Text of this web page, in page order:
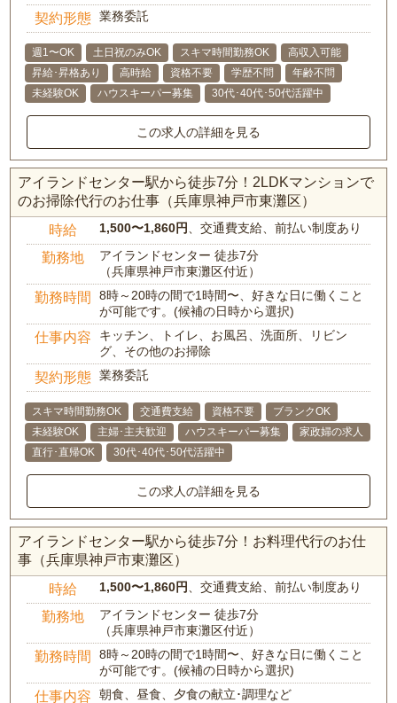
契約形態 業務委託
週1〜OK 土日祝のみOK スキマ時間勤務OK
高収入可能
昇給･昇格あり
高時給 資格不要 学歴不問
年齢不問
未経験OK
ハウスキーパー募集 30代･40代･50代活躍中
この求人の詳細を見る
アイランドセンター駅から徒歩7分！2LDKマンションで
のお掃除代行のお仕事（兵庫県神戸市東灘区）
時給 1,500〜1,860円 、交通費支給、前払い制度あり
勤務地
アイランドセンター 徒歩7分
（兵庫県神戸市東灘区付近）
勤務時間
8時～20時の間で1時間〜、好きな日に働くこと
が可能です。(候補の日時から選択)
仕事内容
キッチン、トイレ、お風呂、洗面所、リビン
グ、その他のお掃除
契約形態 業務委託
スキマ時間勤務OK 交通費支給 資格不要
ブランクOK
未経験OK
主婦･主夫歓迎 ハウスキーパー募集
家政婦の求人
直行･直帰OK
30代･40代･50代活躍中
この求人の詳細を見る
アイランドセンター駅から徒歩7分！お料理代行のお仕
事（兵庫県神戸市東灘区）
時給 1,500〜1,860円 、交通費支給、前払い制度あり
勤務地
アイランドセンター 徒歩7分
（兵庫県神戸市東灘区付近）
勤務時間
8時～20時の間で1時間〜、好きな日に働くこと
が可能です。(候補の日時から選択)
仕事内容 朝食、昼食、夕食の献立･調理など